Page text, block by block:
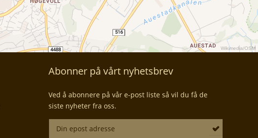
Wikimedia/OSM
Abonner på vårt nyhetsbrev
Ved å abonnere på vår e-post liste så vil du få de
siste nyheter fra oss.